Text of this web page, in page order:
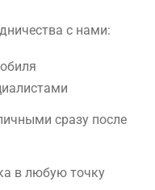
с нами:
сразу после
в любую точку